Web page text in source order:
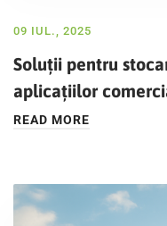
09 IUL., 2025
Soluții pentru
aplicațiilor
READ MORE